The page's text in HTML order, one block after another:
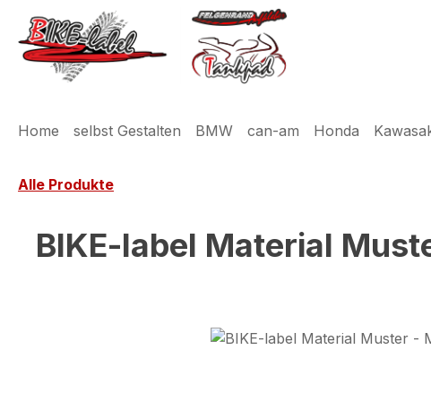
Hauptinhalt springen
Zur Suche springen
Zur Hauptnavigation springen
Home selbst Gestalten BMW can-am Honda
Alle Produkte
BIKE-label Material